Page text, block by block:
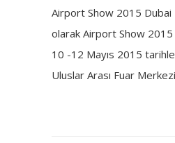
Airport Show 2015
olarak Airport Show 2015
10 -12 Mayıs 2015
Uluslar Arası Fuar